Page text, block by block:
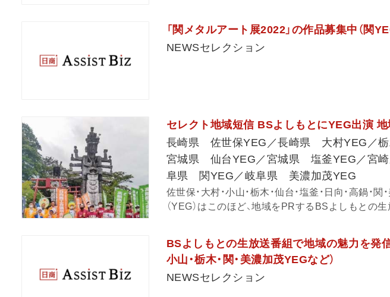
「関メタルアート展2022」の作品募集中（関
NEWSセレクション
セレクト地域短信 BSよしもとにYEG出演
長崎県 佐世保YEG／長崎県 大村YEG／
宮城県 仙台YEG／宮城県 塩釜YEG／宮
阜県 関YEG／岐阜県 美濃加茂YEG
佐世保・大村・小山・栃木・仙台・塩釜・日向・高鍋
（YEG）はこのほど、地域をPRするBSよしもとの
BSよしもとの生放送番組で地域の魅力を発信
小山・栃木・関・美濃加茂YEGなど）
NEWSセレクション